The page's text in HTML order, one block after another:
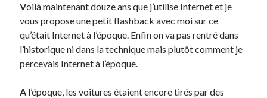
Municipales 2026 : Lyon, Métropole et Caluire, mon choix pour l’avenir
Explorez les Chemins Enchantés à Vélo : Aventures Familiales près de
Lyon !
Quel Lyonnais es-tu, Renaud Ducher ?
A quand une véritable place pour le vélo à Caluire dans la Métropole de
Comment je vis ma vie sur un vélo
Voilà maintenant douze ans que j’utilise Internet et je
vous propose une petit flashback avec moi sur ce
qu’était Internet à l’époque. Enfin on va pas rentré dans
l’historique ni dans la technique mais plutôt comment je
percevais Internet à l’époque.
A l’époque,les voitures étaient encore tirés par des